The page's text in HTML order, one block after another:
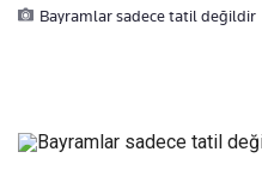
Bayramlar sadece tatil değildir